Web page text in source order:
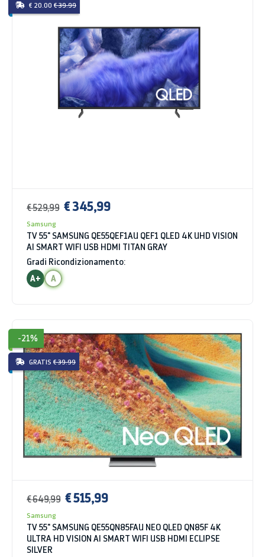
€ 20.00 € 39.99
€ 529,99 € 345,99
Samsung
TV 55" SAMSUNG QE55QEF1AU QEF1 QLED 4K UHD VISION
AI SMART WIFI USB HDMI TITAN GRAY
Gradi Ricondizionamento:
A+
A
-21%
GRATIS € 39.99
€ 649,99 € 515,99
Samsung
TV 55" SAMSUNG QE55QN85FAU NEO QLED QN85F 4K
ULTRA HD VISION AI SMART WIFI USB HDMI ECLIPSE
SILVER